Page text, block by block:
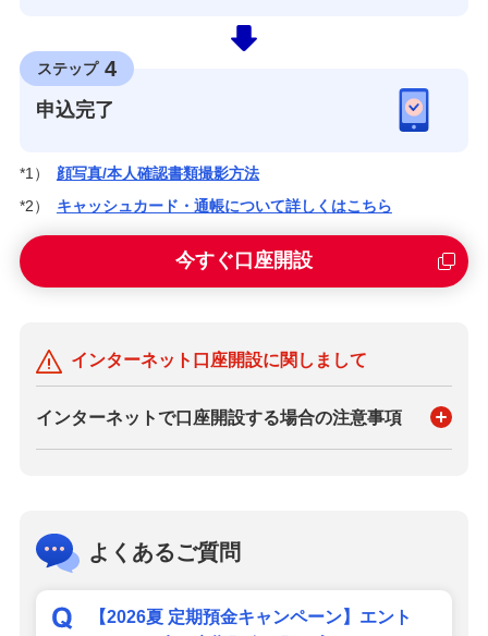
ステップ 4
申込完了
*1）
顔写真/本人確認書類撮影方法
*2）
キャッシュカード・通帳について詳しくはこちら
今すぐ口座開設
インターネット口座開設に関しまして
インターネットで口座開設する場合の注意事項
よくあるご質問
【2026夏 定期預金キャンペーン】エント